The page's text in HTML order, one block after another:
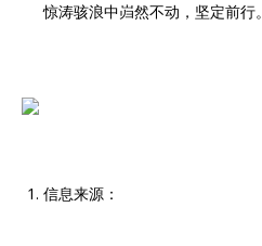
惊涛骇浪中岿然不动，坚定前行。
信息来源：